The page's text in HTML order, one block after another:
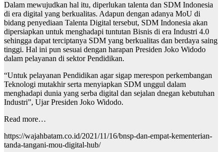
Dalam mewujudkan hal itu, diperlukan talenta dan SDM Indonesia
di era digital yang berkualitas. Adapun dengan adanya MoU di
bidang penyediaan Talenta Digital tersebut, SDM Indonesia akan
dipersiapkan untuk menghadapi tuntutan Bisnis di era Industri 4.0
sehingga dapat terciptanya SDM yang berkualitas dan berdaya saing
tinggi. Hal ini pun sesuai dengan harapan Presiden Joko Widodo
dalam pelayanan di sektor Pendidikan.
“Untuk pelayanan Pendidikan agar sigap merespon perkembangan
Teknologi mutakhir serta menyiapkan SDM unggul dalam
menghadapi dunia yang serba digital dan sejalan dnegan kebutuhan
Industri”, Ujar Presiden Joko Widodo.
Read more…
https://wajahbatam.co.id/2021/11/16/bnsp-dan-empat-kementerian-
tanda-tangani-mou-digital-hub/